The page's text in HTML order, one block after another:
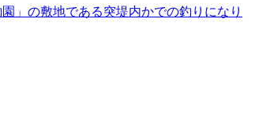
」の敷地である突堤内かでの釣りになり